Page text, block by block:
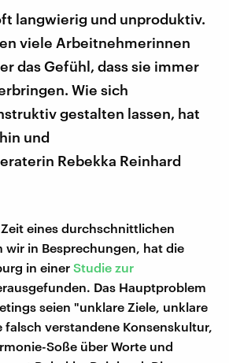
langwierig und unproduktiv.
viele Arbeitnehmerinnen
das Gefühl, dass sie immer
Wie sich
gestalten lassen, hat
und
Rebekka Reinhard
eines durchschnittlichen
wir in Besprechungen, hat die
in einer Studie zur
Das Hauptproblem
seien "unklare Ziele, unklare
falsch verstandene Konsenskultur,
Soße über Worte und